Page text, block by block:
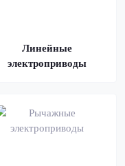
Линейные
электроприводы